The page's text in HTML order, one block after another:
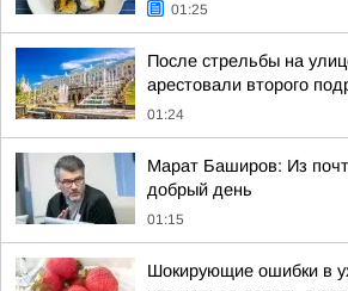
01:25
После стрельбы на
арестовали второго
01:24
Марат Баширов: Из
добрый день
01:15
Шокирующие ошибки в